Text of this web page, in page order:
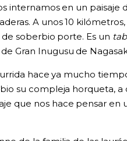
internamos en un paisaje
A unos 10
soberbio porte. Es un
Gran Inugusu de
hace ya mucho
su compleja horqueta, a
que nos hace pensar en